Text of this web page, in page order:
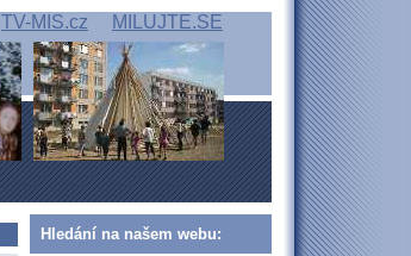
TV-MIS.cz MILUJTE.SE
Hledání na našem webu: